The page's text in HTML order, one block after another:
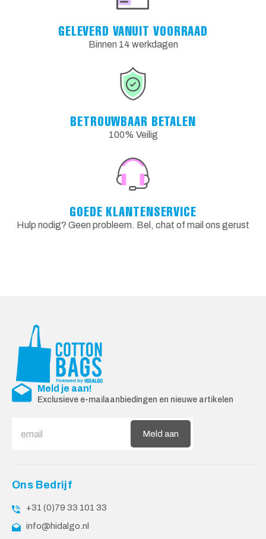
GELEVERD VANUIT VOORRAAD
Binnen 14 werkdagen
BETROUWBAAR BETALEN
100% Veilig
GOEDE KLANTENSERVICE
Hulp nodig? Geen probleem. Bel, chat of mail ons gerust
Meld je aan!
Exclusieve e-mailaanbiedingen en nieuwe artikelen
Meld aan
Ons Bedrijf
+31 (0)79 33 101 33
info@hidalgo.nl